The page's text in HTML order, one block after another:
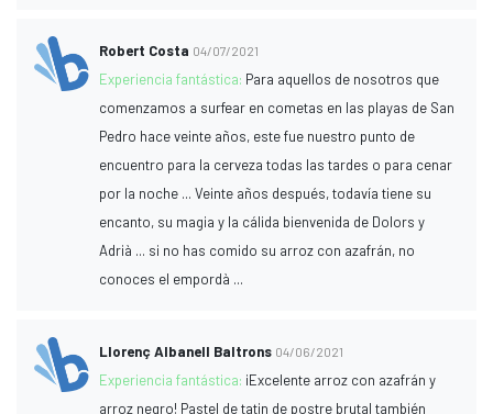
Robert Costa 04/07/2021
Experiencia fantástica: Para aquellos de nosotros que
comenzamos a surfear en cometas en las playas de San
Pedro hace veinte años, este fue nuestro punto de
encuentro para la cerveza todas las tardes o para cenar
por la noche ... Veinte años después, todavía tiene su
encanto, su magia y la cálida bienvenida de Dolors y
Adrià ... si no has comido su arroz con azafrán, no
conoces el empordà ...
Llorenç Albanell Baltrons 04/06/2021
Experiencia fantástica: ¡Excelente arroz con azafrán y
arroz negro! Pastel de tatin de postre brutal también